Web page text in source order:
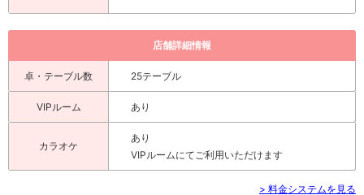
店舗詳細情報
卓・テーブル数 25テーブル
VIPルーム あり
カラオケ
あり
VIPルームにてご利用いただけます
> 料金システムを見る